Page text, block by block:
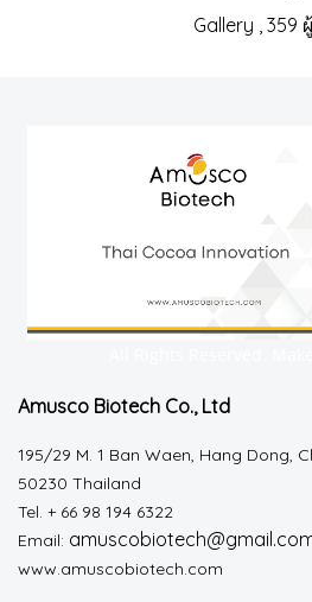
Gallery , 359
Amusco Biotech Co., Ltd
195/29 M. 1 Ban Waen, Hang Dong,
50230 Thailand
Tel. + 66 98 194 6322
Email:
www.amuscobiotech.com